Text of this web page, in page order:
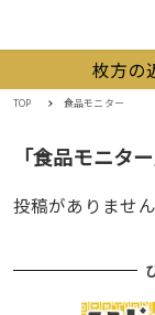
枚方の
TOP 食品モニター
「食品モニタ
投稿がありません